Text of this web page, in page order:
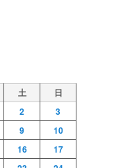
土
日
2
3
9
10
16
17